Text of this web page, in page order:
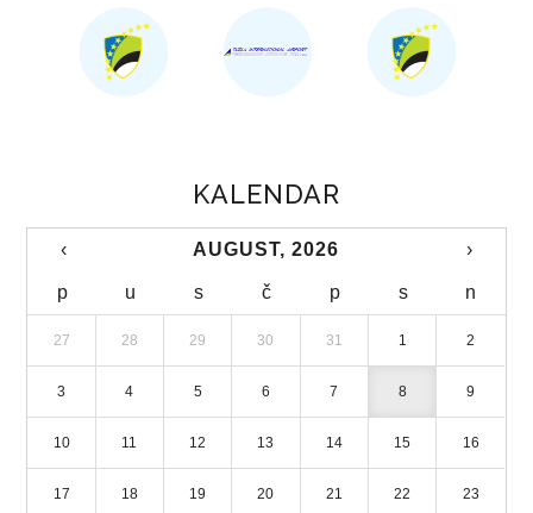
KALENDAR
‹ AUGUST, 2026 ›
p u s č p s n
27 28 29 30 31 1 2
3 4 5 6 7 8 9
10 11 12 13 14 15 16
17 18 19 20 21 22 23
PRAVILNICI
UREDBE
O DIREKCIJI
DOKUMENTI
JAVNE NABAVKE
PLAN JAVNIH NABAVKI
ODLUKE O IZBORU
ZAKONI